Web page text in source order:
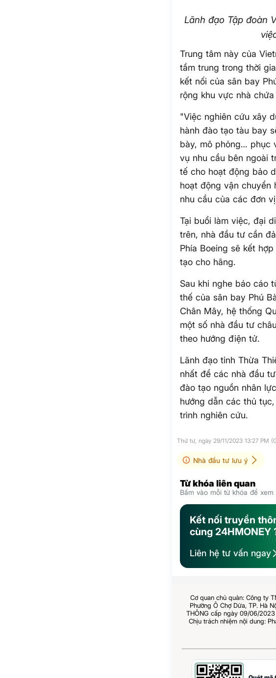
Lãnh đạo Tập đoàn
Trung tâm này của
tầm trung trong thời
kết nối của sân bay
rộng khu vực nhà
"Việc nghiên cứu xây
hành đào tạo tàu bay
bày, mô phỏng… phục
vụ nhu cầu bên ngoài
tế cho hoạt động bảo
hoạt động vận chuyển
nhu cầu của các đơn
Tại buổi làm việc, đại
trên, nhà đầu tư cần
Phía Boeing sẽ kết
tạo cho hãng.
Sau khi nghe báo cáo
thế của sân bay Phú
Chân Mây, hệ thống
một số nhà đầu tư
theo hướng điện tử.
Lãnh đạo tỉnh Thừa
nhất để các nhà đầu
đào tạo nguồn nhân
hướng dẫn các thủ
trình nghiên cứu.
Thứ tư, ngày 29/11/2023 13:27 PM
Nhà đầu tư lưu ý
Từ khóa liên quan
Bấm vào mỗi từ khóa để
Kết nối truyền
cùng 24HMONEY
Liên hệ tư vấn ngay
Cơ quan chủ quản: Công ty
Phường Ô Chợ Dừa, TP. Hà
THÔNG cấp ngày 09/06/
Chịu trách nhiệm nội dung: